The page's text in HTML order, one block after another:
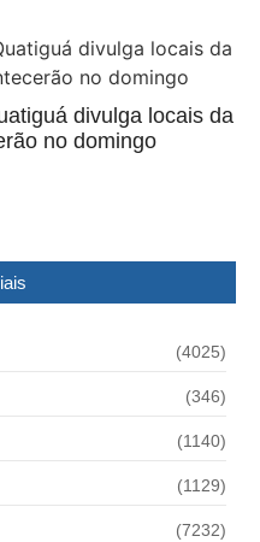
divulga locais da
no domingo
(4025)
(346)
(1140)
(1129)
(7232)